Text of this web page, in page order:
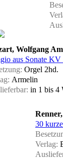
Wolfgang
aus Sonate
Orgel 2hd.
Armelin
in 1 bis 4
30
Verlag: